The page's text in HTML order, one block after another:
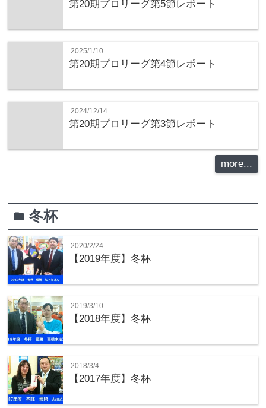
第20期プロリーグ第5節レポート
2025/1/10
第20期プロリーグ第4節レポート
2024/12/14
第20期プロリーグ第3節レポート
more...
folder冬杯
2020/2/24
【2019年度】冬杯
2019/3/10
【2018年度】冬杯
2018/3/4
【2017年度】冬杯